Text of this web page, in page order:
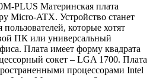
PLUS Материнская плата
Micro-ATX. Устройство станет
которые хотят
ПК или универсальный
Плата имеет форму квадрата
сокет – LGA 1700. Плата
процессорами Intel